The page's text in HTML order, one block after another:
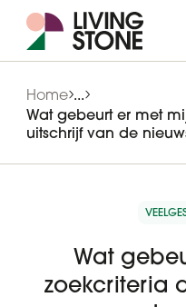
Home ...
Wat gebeurt er met
uitschrijf van de
Wat
zoekcriteria